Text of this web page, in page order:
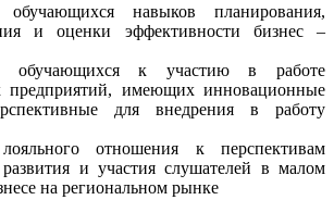
навыков планирования,
и оценки эффективности бизнес –
обучающихся к участию в работе
предприятий, имеющих инновационные
для внедрения в работу
отношения к перспективам
развития и участия слушателей в малом
на региональном рынке